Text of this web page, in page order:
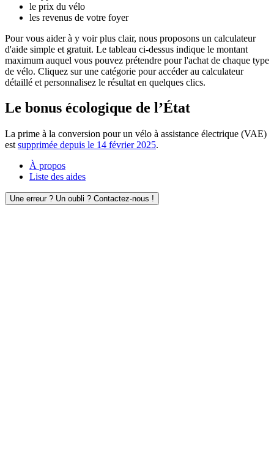
le prix du vélo
les revenus de votre foyer
Pour vous aider à y voir plus clair, nous proposons un calculateur
d'aide simple et gratuit. Le tableau ci-dessus indique le montant
maximum auquel vous pouvez prétendre pour l'achat de chaque type
de vélo. Cliquez sur une catégorie pour accéder au calculateur
détaillé et personnalisez le résultat en quelques clics.
Le bonus écologique de l’État
La prime à la conversion pour un vélo à assistance électrique (VAE)
est supprimée depuis le 14 février 2025.
À propos
Liste des aides
Une erreur ? Un oubli ? Contactez-nous !